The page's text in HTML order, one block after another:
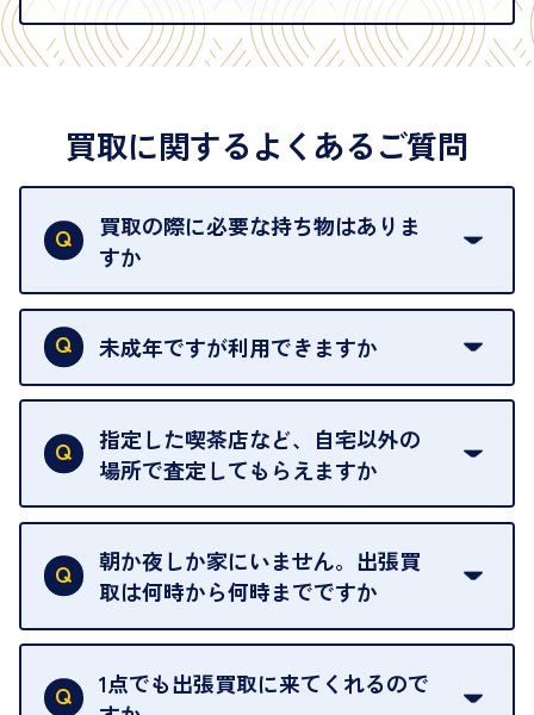
買取に関するよくあるご質問
買取の際に必要な持ち物はありま
すか
本人確認書類をご用意ください。ご利用になれる書
類はこちらをご確認ください。
未成年ですが利用できますか
18歳未満の方は、保護者の同意があってもご利用い
ただけません。
指定した喫茶店など、自宅以外の
場所で査定してもらえますか
ご自宅以外での査定はお引き受けできません。ご指
定のお店や、ほかのお客様への迷惑となることが考
えられるためです。
朝か夜しか家にいません。出張買
取は何時から何時までですか
ご訪問可能時間は、10時から19時です。
ただし、お品物の種類や量によっては対応させてい
ただくことがあります。
1点でも出張買取に来てくれるので